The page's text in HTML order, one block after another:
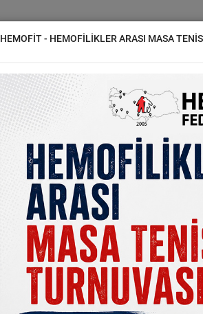
FEDERASYON DERNEKLER HEMOFİLİ
HEMOFİT - HEMOFİLİKLER ARASI MASA